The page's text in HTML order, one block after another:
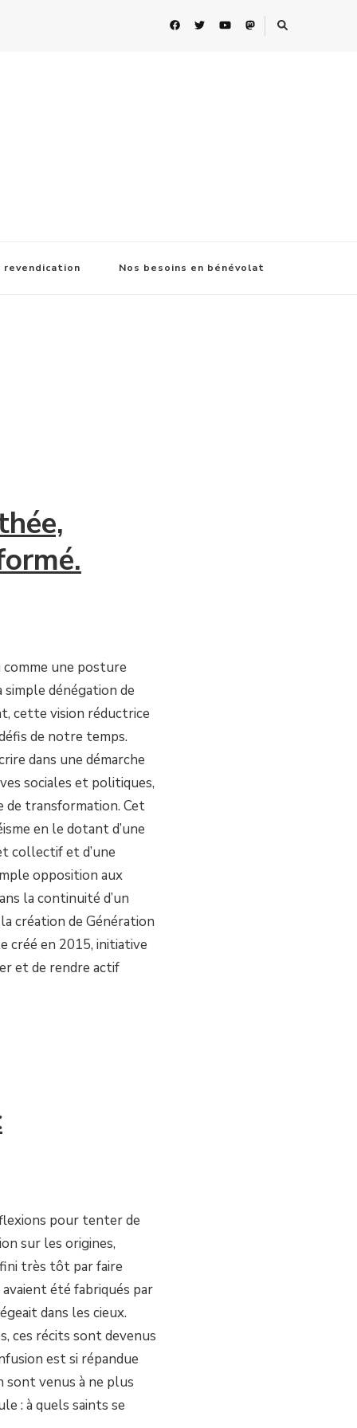
revendication Nos besoins en bénévolat
comme une posture
dénégation de
cette vision réductrice
de notre temps.
dans une démarche
sociales et politiques,
de transformation. Cet
en le dotant d’une
collectif et d’une
opposition aux
la continuité d’un
création de Génération
créé en 2015, initiative
et de rendre actif
pour tenter de
sur les origines,
fini très tôt par faire
été fabriqués par
dans les cieux.
ces récits sont devenus
est si répandue
sont venus à ne plus
: à quels saints se